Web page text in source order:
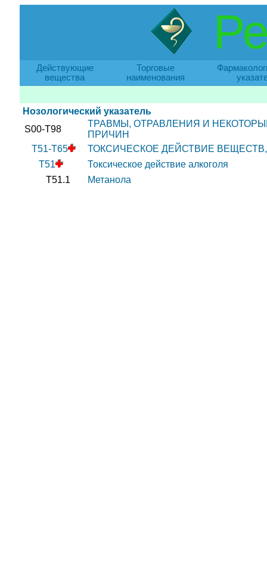
Действующие
вещества
Торговые
наименования
Нозологический указатель
S00-T98
ТРАВМЫ, ОТРАВЛЕНИЯ И
ПРИЧИН
T51-T65
ТОКСИЧЕСКОЕ ДЕЙСТВИЕ
T51
Токсическое действие алкоголя
T51.1
Метанола